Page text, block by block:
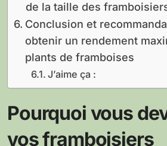
de la taille des
Conclusion et
obtenir un rendement
plants de framboises
J’aime ça :
Pourquoi vous
vos framboisiers